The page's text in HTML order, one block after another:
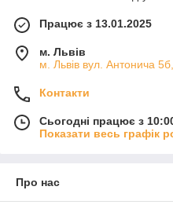
Працює з 13.01.2025
м. Львів
м. Львів вул. Антонича
Контакти
Сьогодні працює з
Показати весь графік
Про нас